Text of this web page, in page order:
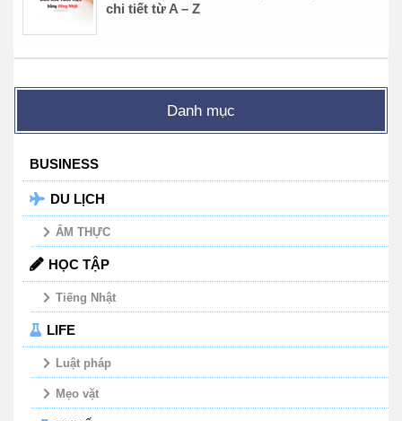
chi tiết từ A – Z
Danh mục
BUSINESS
DU LỊCH
ẨM THỰC
HỌC TẬP
Tiếng Nhật
LIFE
Luật pháp
Mẹo vặt